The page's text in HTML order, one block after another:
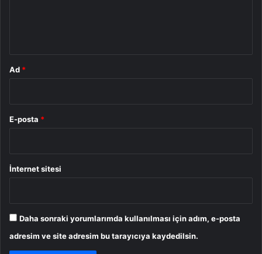
Ad *
E-posta *
İnternet sitesi
Daha sonraki yorumlarımda kullanılması için adım, e-posta
adresim ve site adresim bu tarayıcıya kaydedilsin.